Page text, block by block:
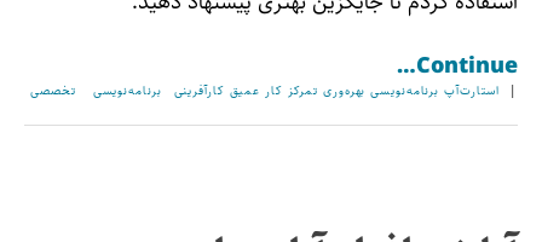
Continue…
برنامه‌نویسی تخصصی | استارت‌آپ برنامه‌نویسی بهره‌وری تمرکز کار عمیق کارآفرینی